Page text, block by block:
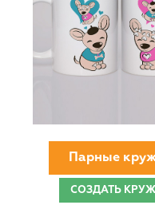
Парные
СОЗДАТЬ